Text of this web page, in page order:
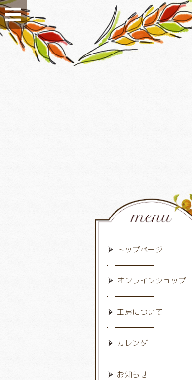
トップページ
オンラインショップ
工房について
カレンダー
お知らせ